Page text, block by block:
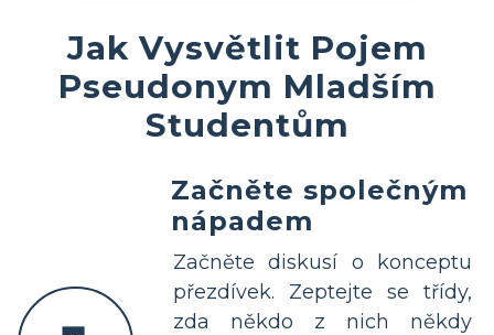
Jak Vysvětlit Pojem
Pseudonym Mladším
Studentům
Začněte společným
nápadem
Začněte diskusí o konceptu
přezdívek. Zeptejte se třídy,
zda někdo z nich někdy